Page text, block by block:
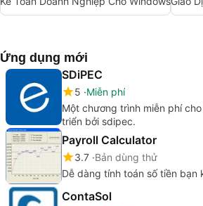
Ứng dụng mới
SDiPEC
5 Miễn phí
Một chương trình miễn phí
triển bởi sdipec.
Payroll Calculator
3.7 Bản dùng thử
Dễ dàng tính toán số tiền bạn
ContaSol